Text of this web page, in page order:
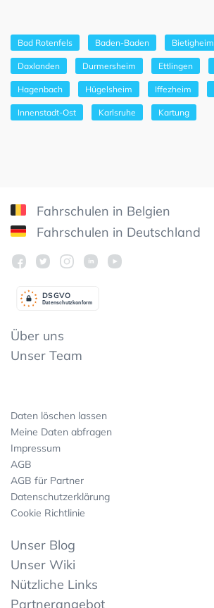
Bad Rotenfels Baden-Baden Bietigheim
Daxlanden Durmersheim Ettlingen
Hagenbach Hügelsheim Iffezheim
Innenstadt-Ost Karlsruhe Kartung
Fahrschulen in Belgien
Fahrschulen in Deutschland
Datenschutzkonform
DSGVO
Über uns
Unser Team
Daten löschen lassen
Meine Daten abfragen
Impressum
AGB
AGB für Partner
Datenschutzerklärung
Cookie Richtlinie
Unser Blog
Unser Wiki
Nützliche Links
Partnerangebot